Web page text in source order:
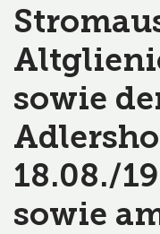
sowie
18.08./
sowie